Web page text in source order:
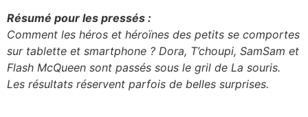
Résumé pour les pressés :
Comment les héros et héroïnes des petits se comportes
sur tablette et smartphone ? Dora, T’choupi, SamSam et
Flash McQueen sont passés sous le gril de La souris.
Les résultats réservent parfois de belles surprises.